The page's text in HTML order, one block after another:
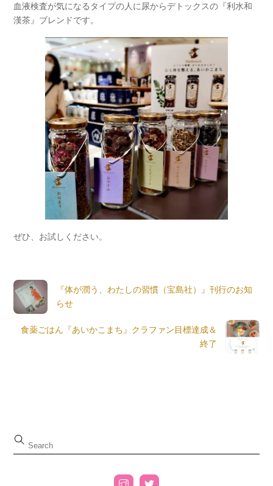
血液検査が気になるタイプの人に尿からデトックスの 『利水和
漢茶』 ブレンドです。
ぜひ、お試しください。
『体が潤う、わたしの習慣（宝島社）』刊行のお知
らせ
食薬ごはん『あいかこまち』クラファン目標達成＆
終了